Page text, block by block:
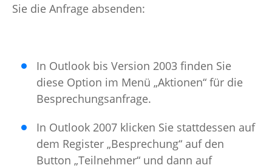
Sie die Anfrage absenden:
In Outlook bis Version 2003 finden Sie
diese Option im Menü „Aktionen“ für die
Besprechungsanfrage.
In Outlook 2007 klicken Sie stattdessen auf
dem Register „Besprechung“ auf den
Button „Teilnehmer“ und dann auf